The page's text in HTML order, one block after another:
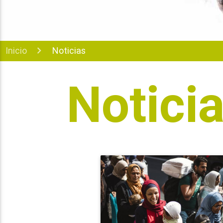
Inicio Noticias